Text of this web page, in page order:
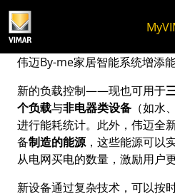
By-me家居智
伟迈By-me家居智能系统增添
新的负载控制——现也可用于
个负载与非电器类设备 （如水
进行能耗统计。此外，伟迈全
备制造的能源，这些能源可以
从电网买电的数量，激励用户
新设备通过复杂技术，可以按